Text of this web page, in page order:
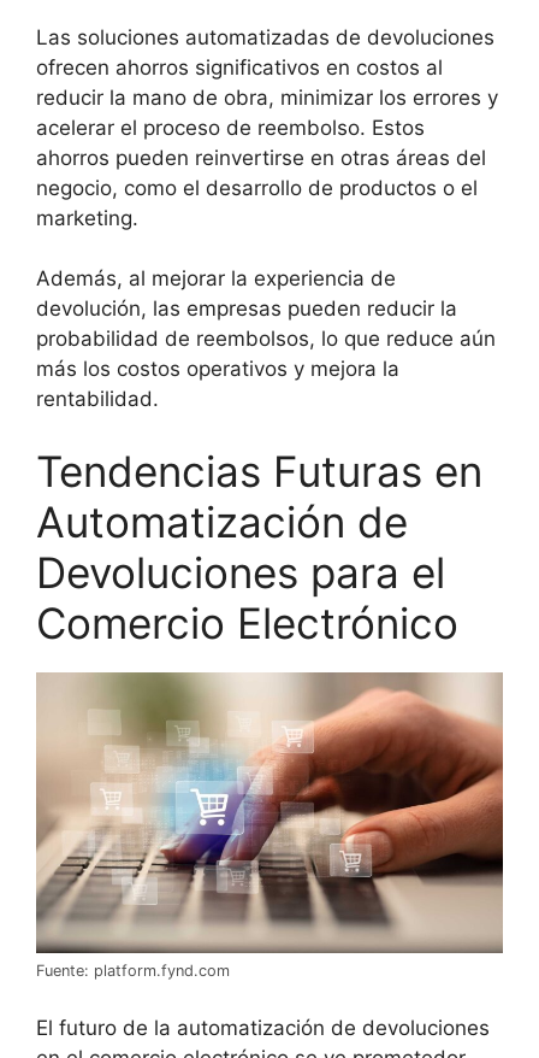
Las soluciones automatizadas de devoluciones
ofrecen ahorros significativos en costos al
reducir la mano de obra, minimizar los errores y
acelerar el proceso de reembolso. Estos
ahorros pueden reinvertirse en otras áreas del
negocio, como el desarrollo de productos o el
marketing.
Además, al mejorar la experiencia de
devolución, las empresas pueden reducir la
probabilidad de reembolsos, lo que reduce aún
más los costos operativos y mejora la
rentabilidad.
Tendencias Futuras en
Automatización de
Devoluciones para el
Comercio Electrónico
Fuente: platform.fynd.com
El futuro de la automatización de devoluciones